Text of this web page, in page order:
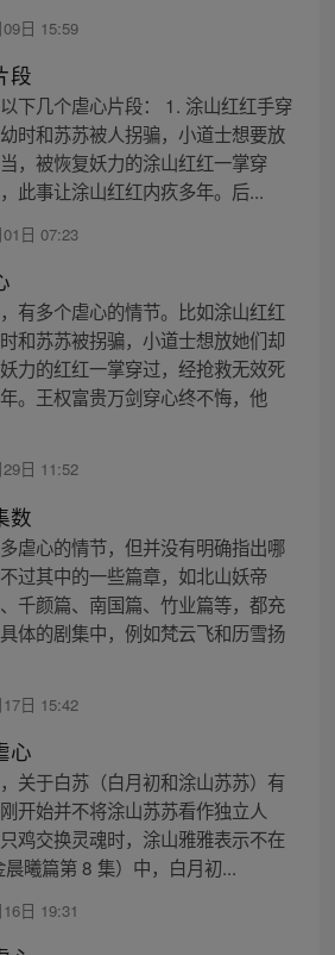
日 15:59
段
下几个虐心片段： 1. 涂山红红手穿
时和苏苏被人拐骗，小道士想要放
，被恢复妖力的涂山红红一掌穿
此事让涂山红红内疚多年。后...
日 07:23
有多个虐心的情节。比如涂山红红
和苏苏被拐骗，小道士想放她们却
力的红红一掌穿过，经抢救无效死
。王权富贵万剑穿心终不悔，他
日 11:52
数
虐心的情节，但并没有明确指出哪
过其中的一些篇章，如北山妖帝
千颜篇、南国篇、竹业篇等，都充
体的剧集中，例如梵云飞和历雪扬
日 15:42
心
关于白苏（白月初和涂山苏苏）有
开始并不将涂山苏苏看作独立人
鸡交换灵魂时，涂山雅雅表示不在
曦篇第 8 集）中，白月初...
日 19:31